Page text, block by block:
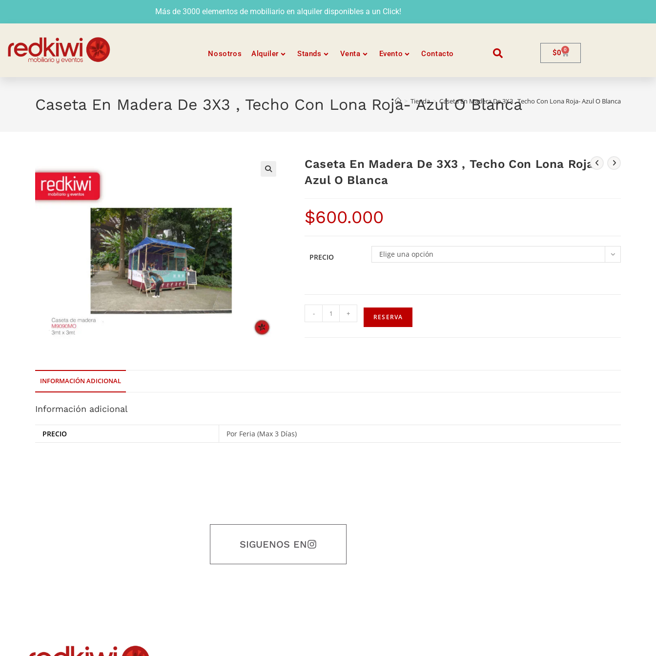
Más de 3000 elementos de mobiliario en alquiler disponibles a un Click!
Nosotros Alquiler Stands Venta Evento Contacto $0 0
Caseta En Madera De 3X3 , Techo Con Lona Roja- Azul O Blanca
> Tienda > Caseta En Madera De 3X3 , Techo Con Lona Roja- Azul O Blanca
Caseta En Madera De 3X3 , Techo Con Lona Roja-
Azul O Blanca
$600.000
PRECIO Elige una opción
- + RESERVA
INFORMACIÓN ADICIONAL
Información adicional
PRECIO Por Feria (Max 3 Días)
SIGUENOS EN